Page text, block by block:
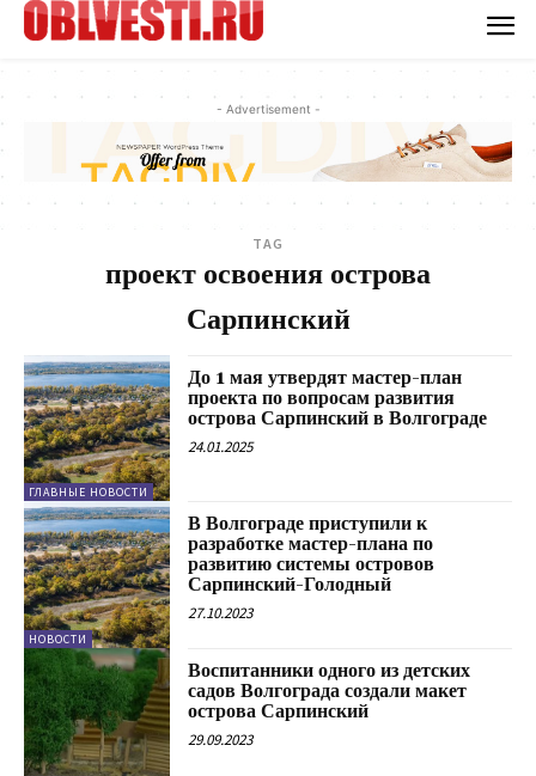
- Advertisement -
TAG
проект освоения острова
Сарпинский
ГЛАВНЫЕ НОВОСТИ
До 1 мая утвердят мастер-план
проекта по вопросам развития
острова Сарпинский в Волгограде
24.01.2025
НОВОСТИ
В Волгограде приступили к
разработке мастер-плана по
развитию системы островов
Сарпинский-Голодный
27.10.2023
Воспитанники одного из детских
садов Волгограда создали макет
острова Сарпинский
29.09.2023